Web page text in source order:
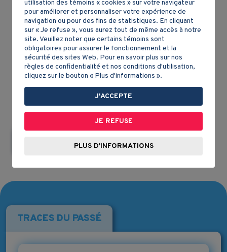
plus, une rivière, qui descend des Forges au fleuve
St. Laurent, offre une voie facile autant que peu
coûteuse pour le transport du métal sur tous les
points du pays. »
Source: Pehr Kalm, naturaliste suédois, en 1749.
Retour à la fiche de contenu
TRACES DU PASSÉ
utilisation des témoins « cookies » sur votre navigateur
pour améliorer et personnaliser votre expérience de
navigation ou pour des fins de statistiques. En cliquant
sur « Je refuse », vous aurez tout de même accès à notre
site. Veuillez noter que certains témoins sont
obligatoires pour assurer le fonctionnement et la
sécurité des sites Web. Pour en savoir plus sur nos
règles de confidentialité et nos conditions d'utilisation,
cliquez sur le bouton « Plus d'informations ».
J'ACCEPTE
JE REFUSE
PLUS D'INFORMATIONS